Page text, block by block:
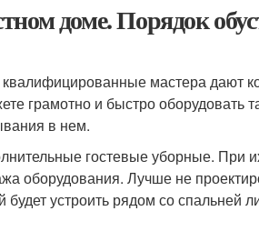
доме. Порядок
мастера дают
грамотно и быстро оборудовать
в нем.
гостевые уборные. При
оборудования. Лучше не
будет устроить рядом со спальней